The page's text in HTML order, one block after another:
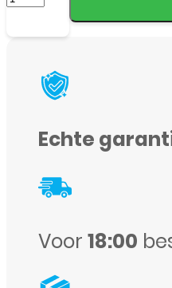
aantal
Echte
Voor 18:00